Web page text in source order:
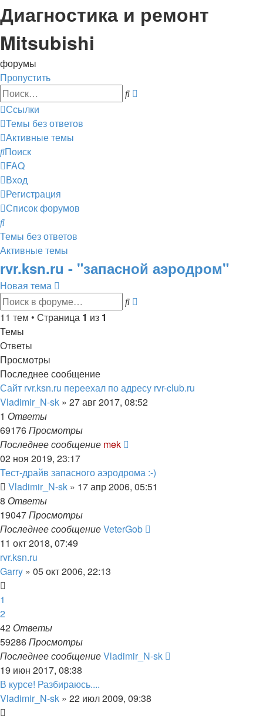
Диагностика и ремонт
Mitsubishi
форумы
Пропустить
Поиск
Ссылки
Темы без ответов
Активные темы
Поиск
FAQ
Вход
Регистрация
Список форумов
Поиск
Темы без ответов
Активные темы
rvr.ksn.ru - "запасной аэродром"
Новая тема
Поиск
11 тем • Страница 1 из 1
Темы
Ответы
Просмотры
Последнее сообщение
Сайт rvr.ksn.ru переехал по адресу rvr-club.ru
Vladimir_N-sk » 27 авг 2017, 08:52
1 Ответы
69176Просмотры
Последнее сообщение mek
02 ноя 2019, 23:17
Тест-драйв запасного аэродрома :-)
Vladimir_N-sk » 17 апр 2006, 05:51
8 Ответы
19047Просмотры
Последнее сообщениеVeterGob
11 окт 2018, 07:49
rvr.ksn.ru
Garry » 05 окт 2006, 22:13
1
2
42 Ответы
59286Просмотры
Последнее сообщениеVladimir_N-sk
19 июн 2017, 08:38
В курсе! Разбираюсь....
Vladimir_N-sk » 22 июл 2009, 09:38